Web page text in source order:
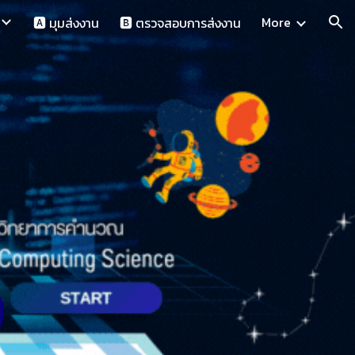
🅰️ มุมส่งงาน 🅱️ ตรวจสอบการส่งงาน More